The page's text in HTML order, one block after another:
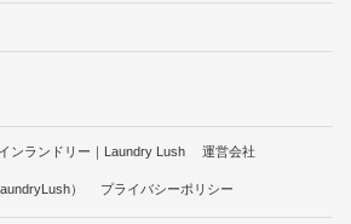
ンランドリー｜Laundry Lush 運営会社
） プライバシーポリシー